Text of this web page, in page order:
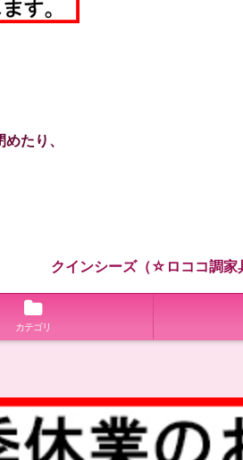
たり、
クインシーズ（☆ロココ調
カテゴリ